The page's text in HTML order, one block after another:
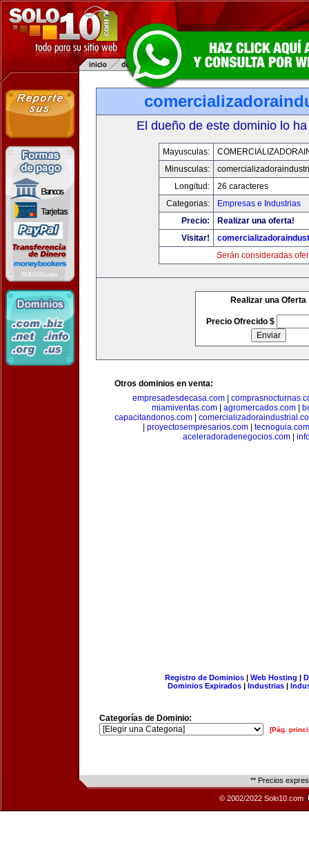
El dueño de este dominio lo
Mayusculas:
Minusculas:
Longitud:
26 caracteres
Categorias:
Empresas e Industrias
Precio:
Realizar una oferta!
Visitar!
Serán consideradas
Realizar una Oferta
Precio Ofrecido $
Otros dominios en venta:
empresadesdecasa.com|
miamiventas.com
agromercados.com
capacitandonos.com
proyectosempresarios.com
tecnoguia.com
aceleradoradenegocios.com
Registro de Dominios| Web Hosting |
Dominios Expirados | Industrias |
Categorías de Dominio:
[Pág.
** Precios
© 2002/2022 Solo10.com